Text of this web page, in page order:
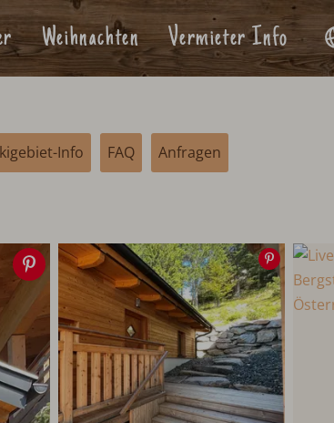
Weihnachten Vermieter Info
Info FAQ Anfragen
Speichern Speichern